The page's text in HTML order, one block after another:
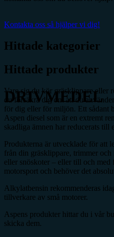
Kontakta oss så hjälper vi dig!
Hittade kategorier
Hittade produkter
DRIVMEDEL
Vare sig du kör gräsklippare eller
du försäkra dig om att du
för dig eller för miljön. Ett sådant
Aspen diesel som är en extremt
skadliga ämnen har reducerats till
Produkterna är utvecklade för att
från din gräsklippare, trimmer
eller snöskoter – eller till och med
motorsport och behöver det
Alkylatbensin rekommenderas
tillverkare av små motorer.
Aspens produkter hittar du i vår
skicka dem.